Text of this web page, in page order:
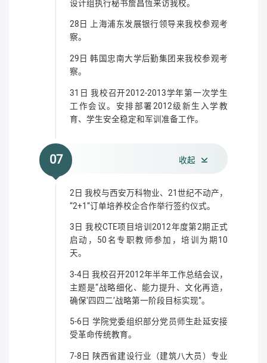
设计组执行秘书詹昌恆来访我校。
28日 上海浦东发展银行领导来我校参观考
察。
29日 韩国忠南大学后勤集团来我校参观考
察。
31日 我校召开2012-2013学年第一次学生
工作会议。安排部署2012级新生入学教
育、学生安全稳定和军训准备工作。
07 收起
2日 我校与西安万科物业、21世纪不动产，
“2+1”订单培养校企合作举行签约仪式。
3日 我校CTE项目培训2012年度第2期正式
启动，50名专职教师参加，培训为期10
天。
3-4日 我校召开2012年半年工作总结会议，
主题是“战略细化、能力提升、文化再造，
确保‘四四二’战略第一阶段目标实现”。
5-6日 学院党委组织部分党员师生赴延安接
受革命传统教育。
7-8日 陕西省建设行业（建筑八大员）专业